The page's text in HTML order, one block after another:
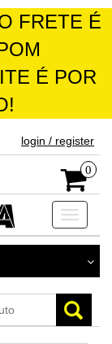
FRETE É
É POR
login / register
0
Toggle